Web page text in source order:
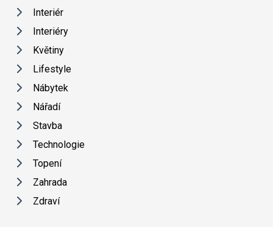
Interiér
Interiéry
Květiny
Lifestyle
Nábytek
Nářadí
Stavba
Technologie
Topení
Zahrada
Zdraví